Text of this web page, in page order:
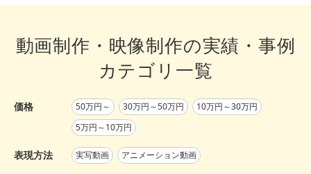
動画制作・映像制作の実績・事例
カテゴリ一覧
価格 50万円～ 30万円～50万円
10万円～30万円
5万円～10万円
表現方法 実写動画 アニメーション動画